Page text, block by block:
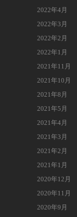
2022年4月
2022年3月
2022年2月
2022年1月
2021年11月
2021年10月
2021年8月
2021年5月
2021年4月
2021年3月
2021年2月
2021年1月
2020年12月
2020年11月
2020年9月